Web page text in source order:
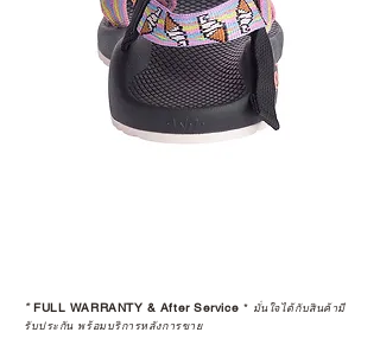
*FULL WARRANTY & After Service * มั่นใจได้กับสินค้ามี
รับประกัน พร้อมบริการหลังการขาย